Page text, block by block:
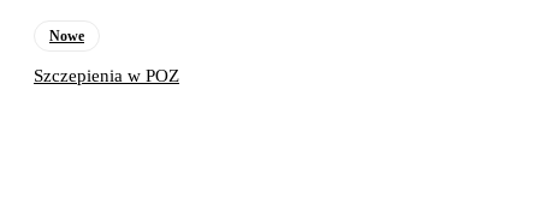
Nowe
Szczepienia w POZ